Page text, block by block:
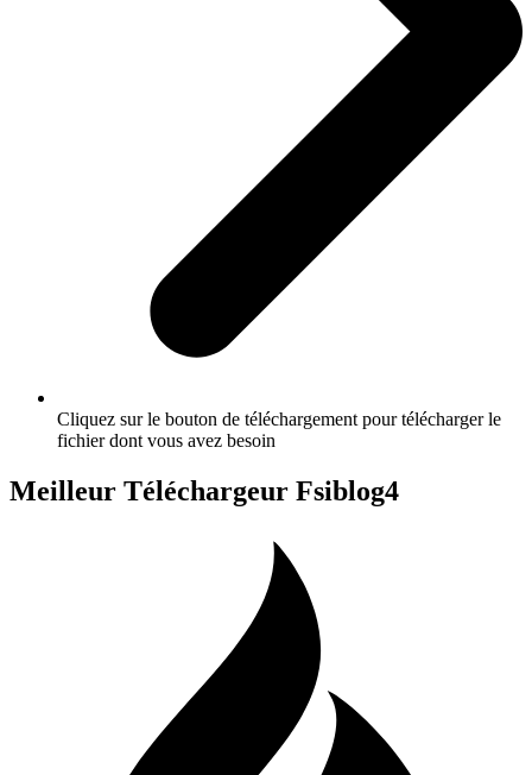
Cliquez sur le bouton de téléchargement pour télécharger le
fichier dont vous avez besoin
Meilleur Téléchargeur Fsiblog4